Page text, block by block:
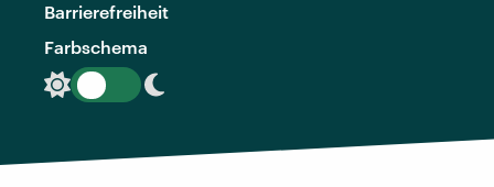
Barrierefreiheit
Farbschema